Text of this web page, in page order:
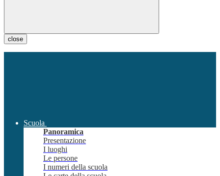
close
Scuola
Panoramica
Presentazione
I luoghi
Le persone
I numeri della scuola